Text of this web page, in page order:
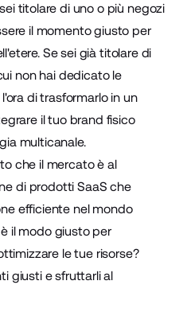
titolare di uno o più negozi
il momento giusto per
Se sei già titolare di
non hai dedicato le
di trasformarlo in un
il tuo brand fisico
multicanale.
che il mercato è al
di prodotti SaaS che
efficiente nel mondo
il modo giusto per
le tue risorse?
giusti e sfruttarli al